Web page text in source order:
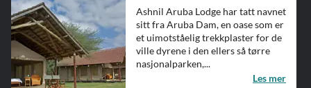
Ashnil Aruba Lodge har tatt navnet
sitt fra Aruba Dam, en oase som er
et uimotståelig trekkplaster for de
ville dyrene i den ellers så tørre
nasjonalparken,...
Les mer